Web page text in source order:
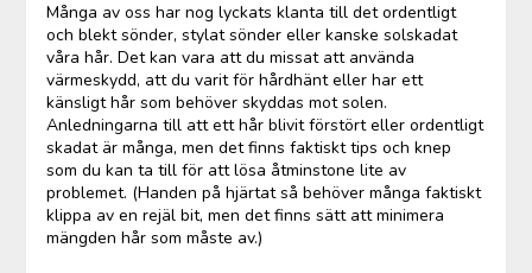
Många av oss har nog lyckats klanta till det ordentligt
och blekt sönder, stylat sönder eller kanske solskadat
våra hår. Det kan vara att du missat att använda
värmeskydd, att du varit för hårdhänt eller har ett
känsligt hår som behöver skyddas mot solen.
Anledningarna till att ett hår blivit förstört eller ordentligt
skadat är många, men det finns faktiskt tips och knep
som du kan ta till för att lösa åtminstone lite av
problemet. (Handen på hjärtat så behöver många faktiskt
klippa av en rejäl bit, men det finns sätt att minimera
mängden hår som måste av.)